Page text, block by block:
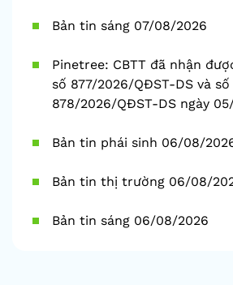
Bản tin sáng 07/08/2026
Pinetree: CBTT đã nhận
số 877/2026/QĐST-DS và số
878/2026/QĐST-DS ngày
Bản tin phái sinh 06/08/
Bản tin thị trường 06/08/
Bản tin sáng 06/08/2026